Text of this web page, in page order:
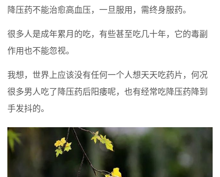
降压药不能治愈高血压，一旦服用，需终身服药。
很多人是成年累月的吃，有些甚至吃几十年，它的毒副
作用也不能忽视。
我想，世界上应该没有任何一个人想天天吃药片，何况
很多男人吃了降压药后阳痿呢，也有经常吃降压药降到
手发抖的。